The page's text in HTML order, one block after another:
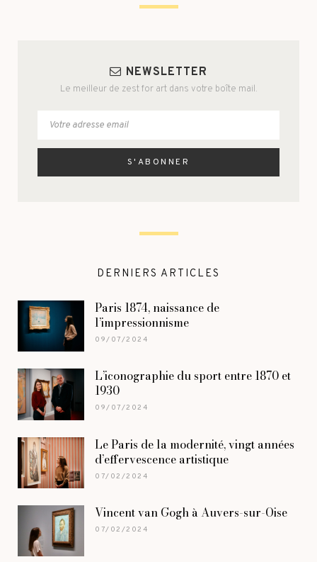
NEWSLETTER
Le meilleur de zest for art dans votre boîte mail.
DERNIERS ARTICLES
Paris 1874, naissance de
l’impressionnisme
09/07/2024
L’iconographie du sport entre 1870 et
1930
09/07/2024
Le Paris de la modernité, vingt années
d’effervescence artistique
07/02/2024
Vincent van Gogh à Auvers-sur-Oise
07/02/2024